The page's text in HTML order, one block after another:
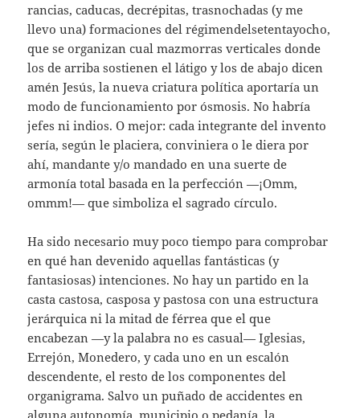
rancias, caducas, decrépitas, trasnochadas (y me
llevo una) formaciones del régimendelsetentayocho,
que se organizan cual mazmorras verticales donde
los de arriba sostienen el látigo y los de abajo dicen
amén Jesús, la nueva criatura política aportaría un
modo de funcionamiento por ósmosis. No habría
jefes ni indios. O mejor: cada integrante del invento
sería, según le placiera, conviniera o le diera por
ahí, mandante y/o mandado en una suerte de
armonía total basada en la perfección —¡Omm,
ommm!— que simboliza el sagrado círculo.
Ha sido necesario muy poco tiempo para comprobar
en qué han devenido aquellas fantásticas (y
fantasiosas) intenciones. No hay un partido en la
casta castosa, casposa y pastosa con una estructura
jerárquica ni la mitad de férrea que el que
encabezan —y la palabra no es casual— Iglesias,
Errejón, Monedero, y cada uno en un escalón
descendente, el resto de los componentes del
organigrama. Salvo un puñado de accidentes en